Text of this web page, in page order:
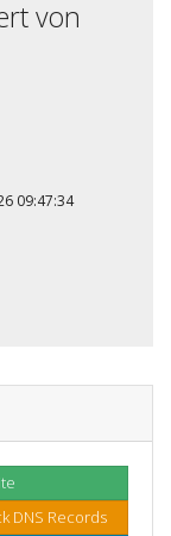
von
09:47:34
DNS Records